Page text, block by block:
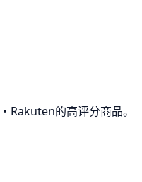
Rakuten的高评分商品。